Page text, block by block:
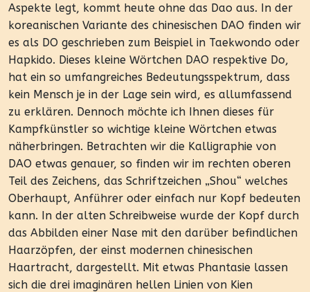
Aspekte legt, kommt heute ohne das Dao aus. In der
koreanischen Variante des chinesischen DAO finden wir
es als DO geschrieben zum Beispiel in Taekwondo oder
Hapkido. Dieses kleine Wörtchen DAO respektive Do,
hat ein so umfangreiches Bedeutungsspektrum, dass
kein Mensch je in der Lage sein wird, es allumfassend
zu erklären. Dennoch möchte ich Ihnen dieses für
Kampfkünstler so wichtige kleine Wörtchen etwas
näherbringen. Betrachten wir die Kalligraphie von
DAO etwas genauer, so finden wir im rechten oberen
Teil des Zeichens, das Schriftzeichen „Shou“ welches
Oberhaupt, Anführer oder einfach nur Kopf bedeuten
kann. In der alten Schreibweise wurde der Kopf durch
das Abbilden einer Nase mit den darüber befindlichen
Haarzöpfen, der einst modernen chinesischen
Haartracht, dargestellt. Mit etwas Phantasie lassen
sich die drei imaginären hellen Linien von Kien